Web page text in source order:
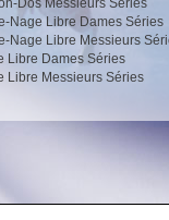
Nage Libre Dames Séries
Nage Libre Messieurs
Libre Dames Séries
Libre Messieurs Séries